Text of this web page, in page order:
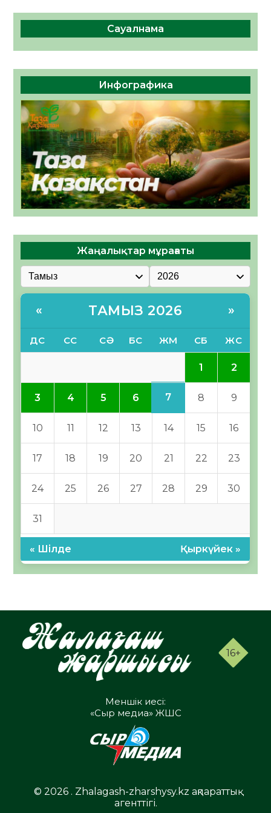
Сауалнама
Инфографика
Жаңалықтар мұрағаты
« ТАМЫЗ 2026 »
ДС СС СӘ БС ЖМ СБ ЖС
1 2
3 4 5 6 7 8 9
10 11 12 13 14 15 16
17 18 19 20 21 22 23
24 25 26 27 28 29 30
31
« Шілде Қыркүйек »
16+
Меншік иесі:
«Сыр медиа» ЖШС
© 2026 . Zhalagash-zharshysy.kz ақпараттық
агенттігі.